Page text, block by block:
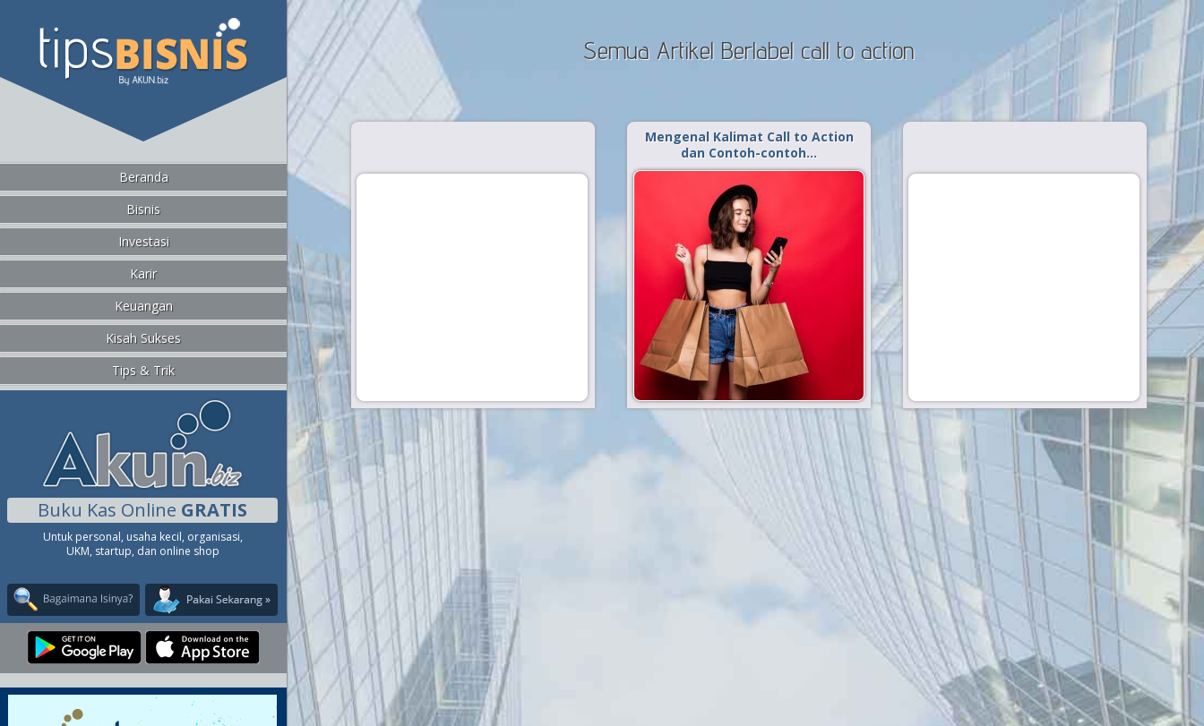
Beranda
Bisnis
Investasi
Karir
Keuangan
Kisah Sukses
Tips & Trik
Buku Kas Online GRATIS
Untuk personal, usaha kecil, organisasi,
UKM, startup, dan online shop
Semua Artikel Berlabel call to action
Mengenal Kalimat Call to Action
dan Contoh-contoh…
Diterbitkan tanggal 9 Nov 2021, dalam kategori
Bisnis
.
Kalimat Call to Action –
Pemasaran atau marketing
merupakan salah satu hal yang
penting dalam bisnis. Dalam
kegiatan bisnis apapun,
pemasaran selalu perlu dilakukan
alias berjalan bersama. Kegiatan
promosi dalam bisnis
berkembang...
Baca Selengkapnya »